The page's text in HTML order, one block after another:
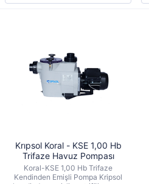
Krıpsol Koral - KSE 1,00 Hb
Trifaze Havuz Pompası
Koral-KSE 1,00 Hb Trifaze
Kendinden Emişli Pompa Kripsol